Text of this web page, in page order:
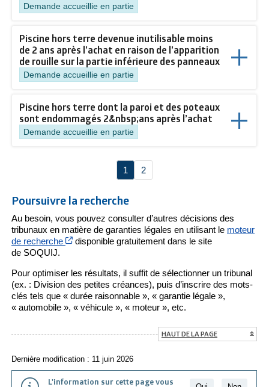
Demande accueillie en partie
Piscine hors terre devenue inutilisable moins
de 2 ans après l’achat en raison de l’apparition
de rouille sur la partie inférieure des panneaux
Demande accueillie en partie
Piscine hors terre dont la paroi et des poteaux
sont endommagés 2&nbsp;ans après l’achat
Demande accueillie en partie
1 2
Poursuivre la recherche
Au besoin, vous pouvez consulter d’autres décisions des
tribunaux en matière de garanties légales en utilisant le moteur
de recherche
Cet hyperlien s’ouvrira dans une nouvelle fenêtre
disponible gratuitement dans le site
de SOQUIJ.
Pour optimiser les résultats, il suffit de sélectionner un tribunal
(ex. : Division des petites créances), puis d’inscrire des mots-
clés tels que « durée raisonnable », « garantie légale »,
« automobile », « véhicule », « moteur », etc.
HAUT DE LA PAGE
Dernière modification : 11 juin 2026
L'information sur cette page vous